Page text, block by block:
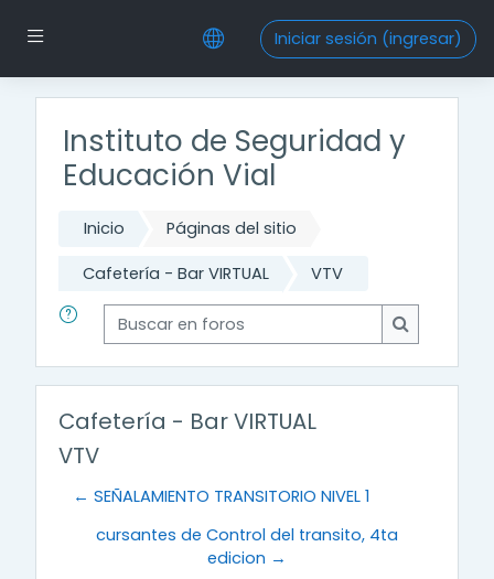
Pánel lateral Iniciar sesión (ingresar)
Instituto de Seguridad y
Educación Vial
Inicio Páginas del sitio
Cafetería - Bar VIRTUAL
VTV
Buscar en foros
Buscar en
Cafetería - Bar VIRTUAL
VTV
← SEÑALAMIENTO TRANSITORIO NIVEL 1
cursantes de Control del transito, 4ta
edicion →